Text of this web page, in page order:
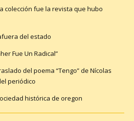
colección fue la revista que hubo
del estado
Fue Un Radical”
del poema “Tengo” de Nícolas
periódico
histórica de oregon